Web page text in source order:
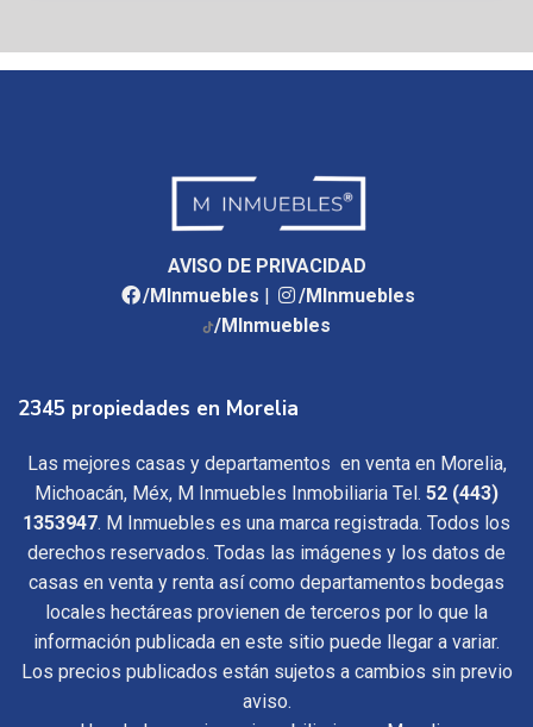
AVISO DE PRIVACIDAD
/MInmuebles |
/MInmuebles
/MInmuebles
2345 propiedades en Morelia
Las mejores casas y departamentos en venta en Morelia,
Michoacán, Méx, M Inmuebles Inmobiliaria Tel. 52 (443)
1353947. M Inmuebles es una marca registrada. Todos los
derechos reservados. Todas las imágenes y los datos de
casas en venta y renta así como departamentos bodegas
locales hectáreas provienen de terceros por lo que la
información publicada en este sitio puede llegar a variar.
Los precios publicados están sujetos a cambios sin previo
aviso.